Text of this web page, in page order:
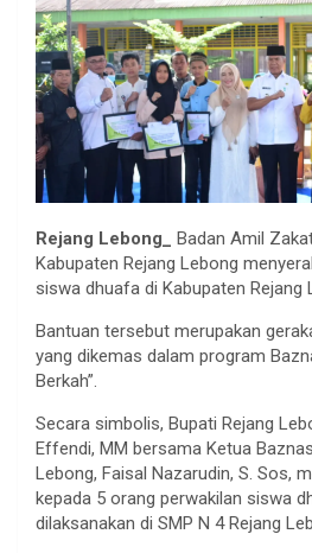
Rejang Lebong_
Badan Amil
Kabupaten Rejang Lebong
siswa dhuafa di Kabupaten Rejang
Bantuan tersebut merupakan
yang dikemas dalam program
Berkah”.
Secara simbolis, Bupati Rejang
Effendi, MM bersama Ketua
Lebong, Faisal Nazarudin, S. Sos,
kepada 5 orang perwakilan siswa
dilaksanakan di SMP N 4 Rejang